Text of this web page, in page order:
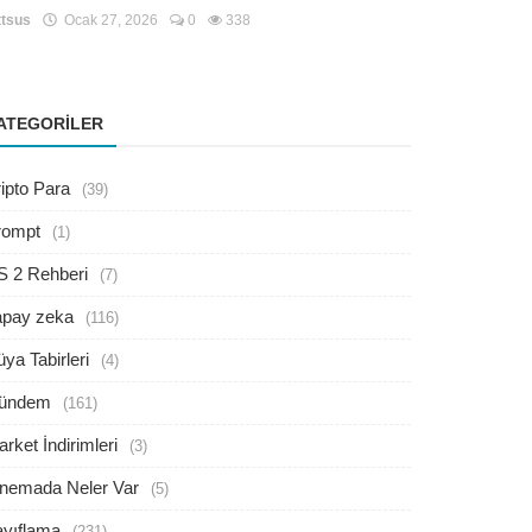
Ocak 27, 2026 0 338
Para (39)
(1)
2 Rehberi (7)
zeka (116)
Tabirleri (4)
(161)
İndirimleri (3)
Neler Var (5)